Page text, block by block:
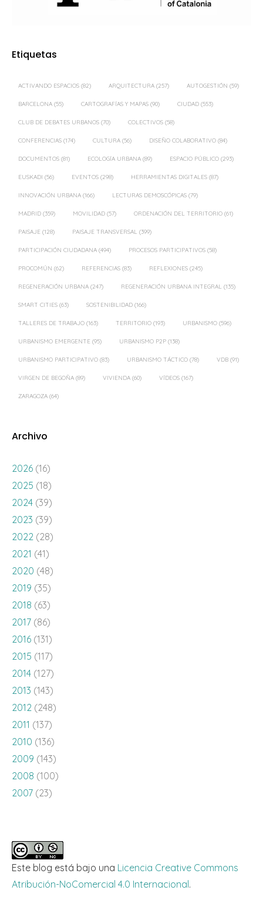
Etiquetas
ACTIVANDO ESPACIOS (82) ARQUITECTURA (257) AUTOGESTIÓN (59)
BARCELONA (55) CARTOGRAFÍAS Y MAPAS (90) CIUDAD (553)
CLUB DE DEBATES URBANOS (70) COLECTIVOS (58)
CONFERENCIAS (174) CULTURA (56) DISEÑO COLABORATIVO (84)
DOCUMENTOS (81) ECOLOGÍA URBANA (89) ESPACIO PÚBLICO (293)
EUSKADI (56) EVENTOS (298) HERRAMIENTAS DIGITALES (87)
INNOVACIÓN URBANA (166) LECTURAS DEMOSCÓPICAS (79)
MADRID (359) MOVILIDAD (57) ORDENACIÓN DEL TERRITORIO (61)
PAISAJE (128) PAISAJE TRANSVERSAL (399)
PARTICIPACIÓN CIUDADANA (494) PROCESOS PARTICIPATIVOS (58)
PROCOMÚN (62) REFERENCIAS (83) REFLEXIONES (245)
REGENERACIÓN URBANA (247) REGENERACIÓN URBANA INTEGRAL (135)
SMART CITIES (63) SOSTENIBILIDAD (166)
TALLERES DE TRABAJO (163) TERRITORIO (193) URBANISMO (596)
URBANISMO EMERGENTE (95) URBANISMO P2P (138)
URBANISMO PARTICIPATIVO (83) URBANISMO TÁCTICO (78) VDB (91)
VIRGEN DE BEGOÑA (89) VIVIENDA (60) VÍDEOS (167)
ZARAGOZA (64)
Archivo
2026 (16)
2025 (18)
2024 (39)
2023 (39)
2022 (28)
2021 (41)
2020 (48)
2019 (35)
2018 (63)
2017 (86)
2016 (131)
2015 (117)
2014 (127)
2013 (143)
2012 (248)
2011 (137)
2010 (136)
2009 (143)
2008 (100)
2007 (23)
Este blog está bajo una Licencia Creative Commons
Atribución-NoComercial 4.0 Internacional.